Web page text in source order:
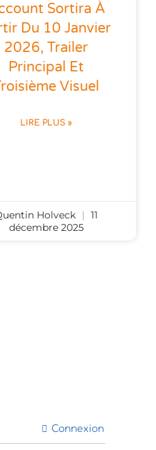
Sortira À
Du 10 Janvier
2026, Trailer
Principal Et
Visuel
LIRE PLUS »
Holveck
11
décembre 2025
Connexion